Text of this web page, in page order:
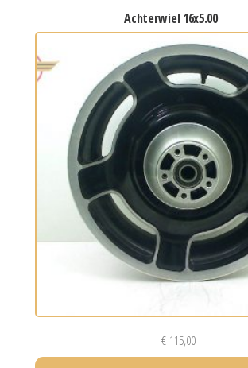
achterwiel 16x5.00
€115,00